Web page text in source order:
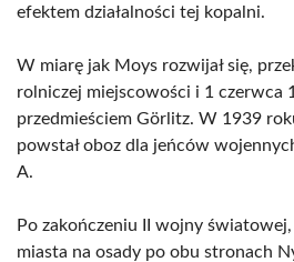
efektem działalności tej kopalni.
W miarę jak Moys rozwijał się,
rolniczej miejscowości i 1 czerwca
przedmieściem Görlitz. W 1939
powstał oboz dla jeńców
A.
Po zakończeniu II wojny
miasta na osady po obu stronach